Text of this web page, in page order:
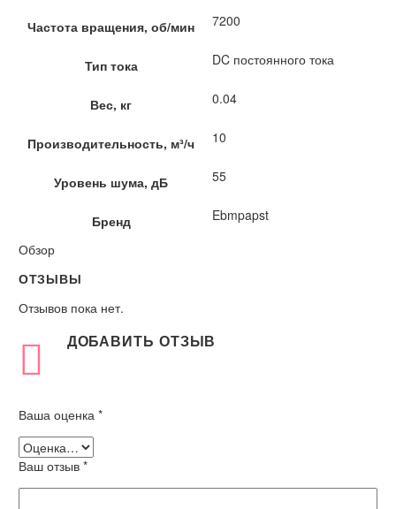
Частота вращения, об/мин 7200
Тип тока DC постоянного тока
Вес, кг 0.04
Производительность, м³/ч 10
Уровень шума, дБ 55
Бренд
Ebmpapst
Обзор
ОТЗЫВЫ
Отзывов пока нет.
ДОБАВИТЬ ОТЗЫВ
Ваша оценка *
Ваш отзыв *